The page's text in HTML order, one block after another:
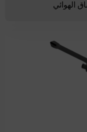
الهوائي